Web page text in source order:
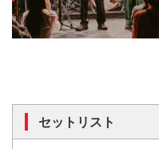
セットリスト